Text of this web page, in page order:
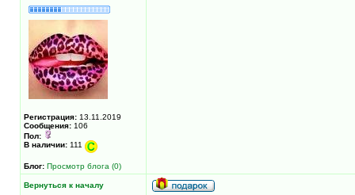
Регистрация: 13.11.2019
Сообщения: 106
Пол:
В наличии: 111
Блог: Просмотр блога (0)
Вернуться к началу